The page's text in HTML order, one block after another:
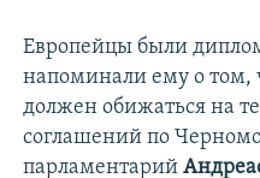
Европейцы были
напоминали ему о том,
должен обижаться на
соглашений по
парламентарий